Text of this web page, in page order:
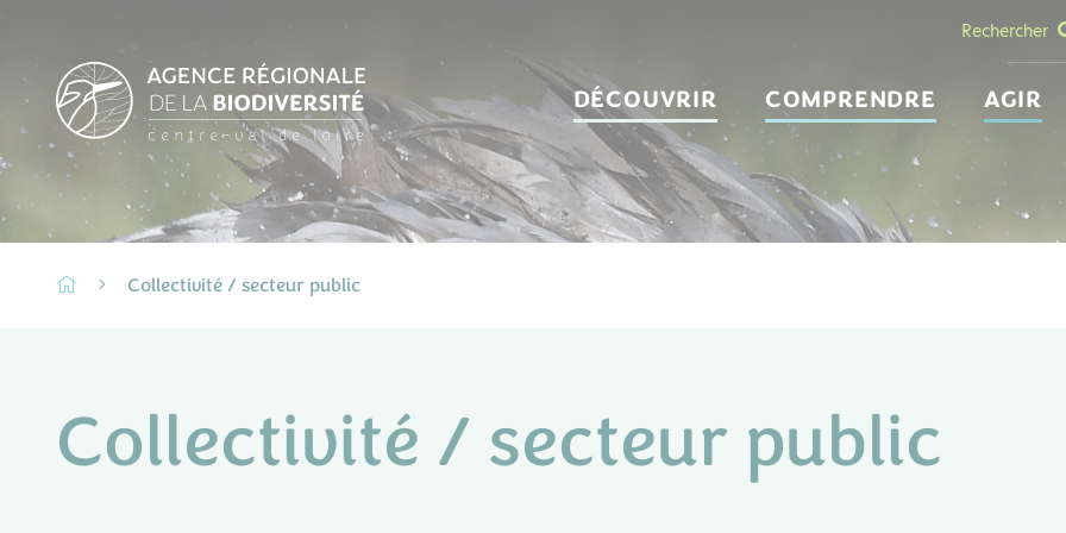
Rechercher
DÉCOUVRIR COMPRENDRE AGIR
Collectivité / secteur public
Collectivité / secteur public